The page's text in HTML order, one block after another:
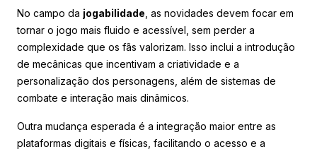
No campo da jogabilidade , as novidades devem focar em
tornar o jogo mais fluido e acessível, sem perder a
complexidade que os fãs valorizam. Isso inclui a introdução
de mecânicas que incentivam a criatividade e a
personalização dos personagens, além de sistemas de
combate e interação mais dinâmicos.
Outra mudança esperada é a integração maior entre as
plataformas digitais e físicas, facilitando o acesso e a